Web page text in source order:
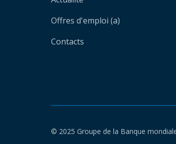
Offres d'emploi (a)
Contacts
© 2025 Groupe de la Banque